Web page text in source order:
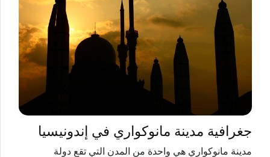
جغرافية مدينة مانوكواري في إندونيسيا
مدينة مانوكواري هي واحدة من المدن التي تقع دولة